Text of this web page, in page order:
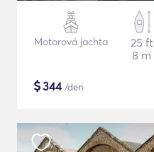
Motorová jachta
25 ft
8 m
$344/den